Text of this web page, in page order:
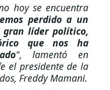
hoy se encuentra
perdido a un
líder político,
que nos ha
", lamentó en
el presidente de la
Freddy Mamani.